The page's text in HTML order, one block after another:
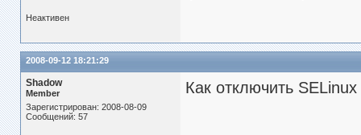
Неактивен
2008-09-12 18:21:29
Shadow
Member
Зарегистрирован: 2008-08-09
Сообщений: 57
Как отключить